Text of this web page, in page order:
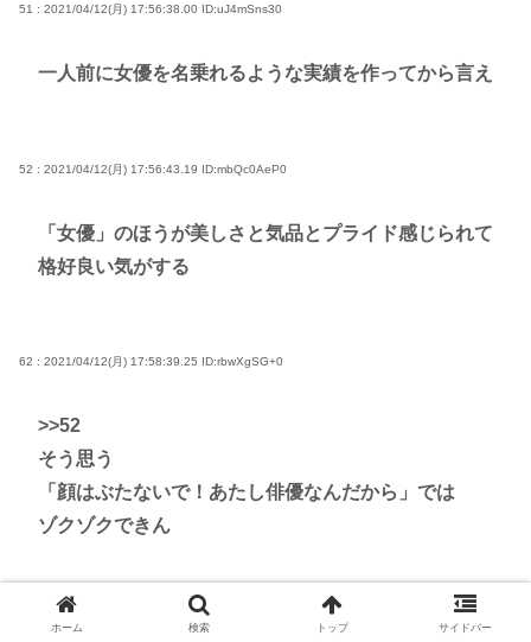
51 : 2021/04/12(月) 17:56:38.00 ID:uJ4mSns30
一人前に女優を名乗れるような実績を作ってから言え
52 : 2021/04/12(月) 17:56:43.19 ID:mbQc0AeP0
「女優」のほうが美しさと気品とプライド感じられて
格好良い気がする
62 : 2021/04/12(月) 17:58:39.25 ID:rbwXgSG+0
>>52
そう思う
「顔はぶたないで！あたし俳優なんだから」では
ゾクゾクできん
71 : 2021/04/12(月) 18:00:10.20ID:X88wRt8V0
ホーム 検索 トップ サイドバー